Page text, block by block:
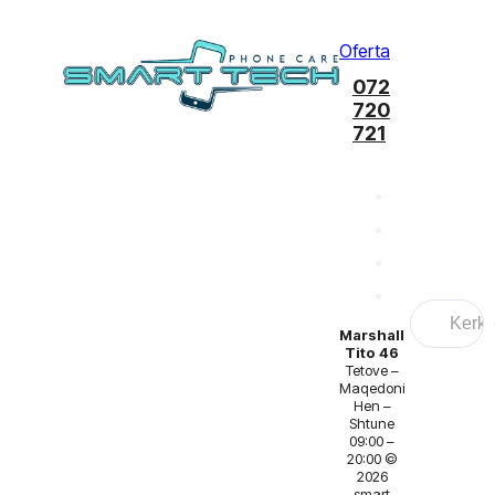
Oferta
072
720
721
Marshall
Tito 46
Tetove –
Maqedoni
Hen –
Shtune
09:00 –
20:00 ©
2026
Search
...